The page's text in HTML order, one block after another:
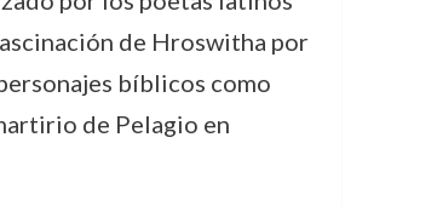
de Hroswitha por
bíblicos como
de Pelagio en